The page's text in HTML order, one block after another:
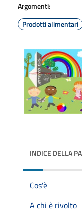
Argomenti:
Prodotti alimentari
INDICE DELLA
Cos'è
A chi è rivolto